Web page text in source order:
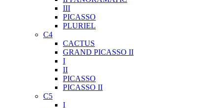
III
PICASSO
PLURIEL
C4
CACTUS
GRAND PICASSO II
I
II
PICASSO
PICASSO II
C5
I